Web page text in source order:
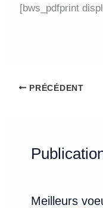
[bws_pdfprint
PRÉCÉDENT
Meilleurs